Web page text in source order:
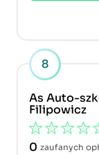
8
As Auto-
Filipowicz
0 zaufanych